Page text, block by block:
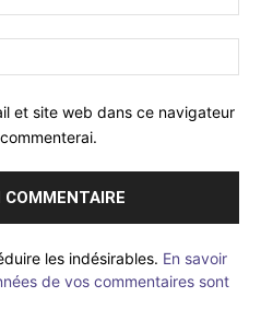
et site web dans ce navigateur
les indésirables. En savoir
de vos commentaires sont